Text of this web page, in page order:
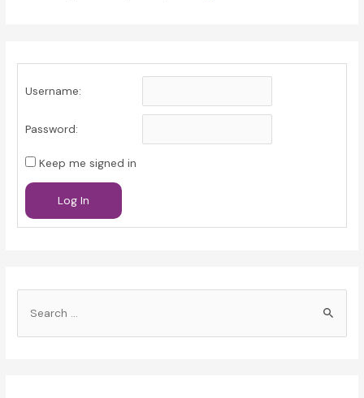
Username:
Password:
Keep me signed in
Log In